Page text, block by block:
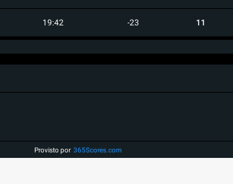
19:42 -23 11
Provisto por 365Scores.com